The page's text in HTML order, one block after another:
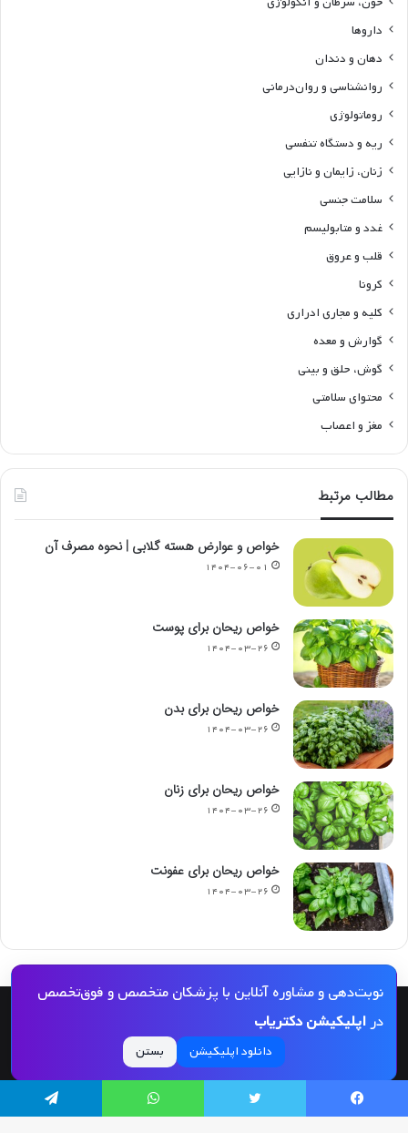
داروها
دهان و دندان
روانشناسی و روان‌درمانی
روماتولوژی
ریه و دستگاه تنفسی
زنان، زایمان و نازایی
سلامت جنسی
غدد و متابولیسم
قلب و عروق
کرونا
کلیه و مجاری ادراری
گوارش و معده
گوش، حلق و بینی
محتوای سلامتی
مغز و اعصاب
مطالب مرتبط
خواص و عوارض هسته گلابی | نحوه مصرف آن
۱۴۰۴-۰۶-۰۱
خواص ریحان برای پوست
۱۴۰۴-۰۳-۲۶
خواص ریحان برای بدن
۱۴۰۴-۰۳-۲۶
خواص ریحان برای زنان
۱۴۰۴-۰۳-۲۶
خواص ریحان برای عفونت
۱۴۰۴-۰۳-۲۶
نوبت‌دهی و مشاوره آنلاین با پزشکان متخصص و فوق‌تخصص
دراپلیکیشن دکتریاب
دانلود اپلیکیشن بستن
© کپی رایت 2026, کلیه حقوق مادی و معنوی این مجله و کلیه خدمات آن محفوظ و متعلق
به دکتریاب است و بازنشر مطالب این سایت تنها با ذکر منبع و لینک به این سایت مجاز
می‌باشد |
دکتریاب
فیسبوک توییتر واتس آپ تلگرام